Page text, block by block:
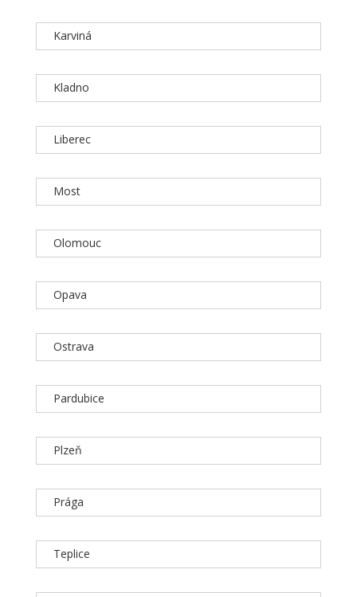
Karviná
Kladno
Liberec
Most
Olomouc
Opava
Ostrava
Pardubice
Plzeň
Prága
Teplice